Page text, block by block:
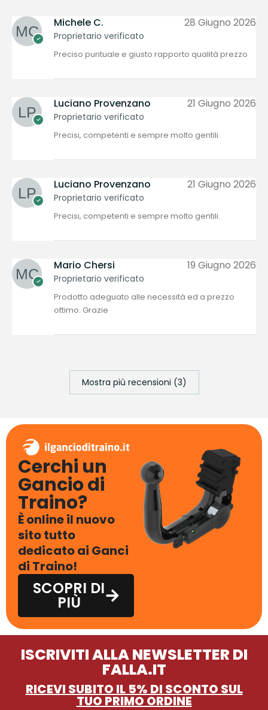
Michele C.
Proprietario verificato
28 Giugno 2026
Preciso puntuale e giusto rapporto qualità prezzo
Luciano Provenzano
Proprietario verificato
21 Giugno 2026
Precisi, competenti e sempre molto gentili.
Luciano Provenzano
Proprietario verificato
21 Giugno 2026
Precisi, competenti e sempre molto gentili.
Mario Chersi
Proprietario verificato
19 Giugno 2026
Prodotto adeguato alle necessità ed a prezzo
ottimo. Grazie
Mostra più recensioni (3)
Cerchi un
Gancio di
Traino?
È online il nuovo
sito tutto
dedicato ai Ganci
di Traino!
SCOPRI DI
PIÙ
ISCRIVITI ALLA NEWSLETTER DI
FALLA.IT
RICEVI SUBITO IL 5% DI SCONTO SUL
TUO PRIMO ORDINE